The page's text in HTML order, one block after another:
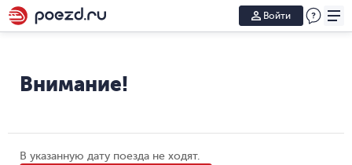
Войти
Внимание!
В указанную дату поезда не ходят.